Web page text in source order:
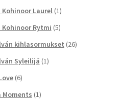
Laurel (1)
Rytmi (5)
kihlasormukset (26)
Syleilijä (1)
(6)
Moments (1)